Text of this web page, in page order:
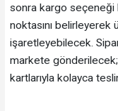
sonra kargo seçeneği
noktasını
işaretleyebilecek.
markete
kartlarıyla kolayca